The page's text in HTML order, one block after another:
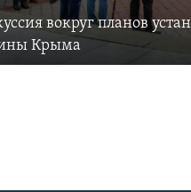
вокруг планов
Крыма